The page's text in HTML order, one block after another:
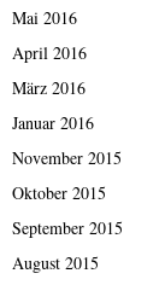
Mai 2016
April 2016
März 2016
Januar 2016
November 2015
Oktober 2015
September 2015
August 2015